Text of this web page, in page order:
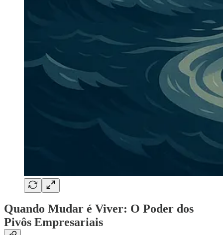
Quando Mudar é Viver: O Poder dos
Pivôs Empresariais